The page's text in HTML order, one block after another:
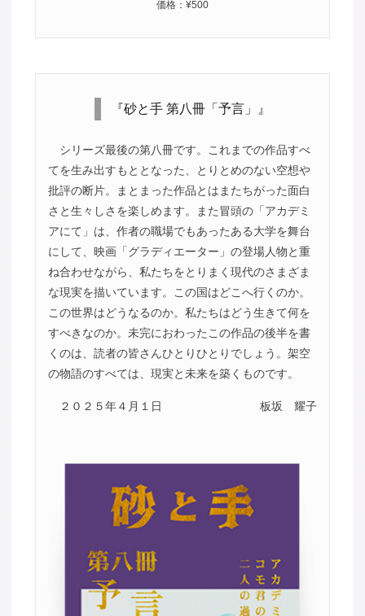
価格：¥500
『砂と手 第八冊「予言」』
シリーズ最後の第八冊です。これまでの作品すべ
てを生み出すもととなった、とりとめのない空想や
批評の断片。まとまった作品とはまたちがった面白
さと生々しさを楽しめます。また冒頭の「アカデミ
アにて」は、作者の職場でもあったある大学を舞台
にして、映画「グラディエーター」の登場人物と重
ね合わせながら、私たちをとりまく現代のさまざま
な現実を描いています。この国はどこへ行くのか。
この世界はどうなるのか。私たちはどう生きて何を
すべきなのか。未完におわったこの作品の後半を書
くのは、読者の皆さんひとりひとりでしょう。架空
の物語のすべては、現実と未来を築くものです。
２０２５年４月１日 板坂 耀子